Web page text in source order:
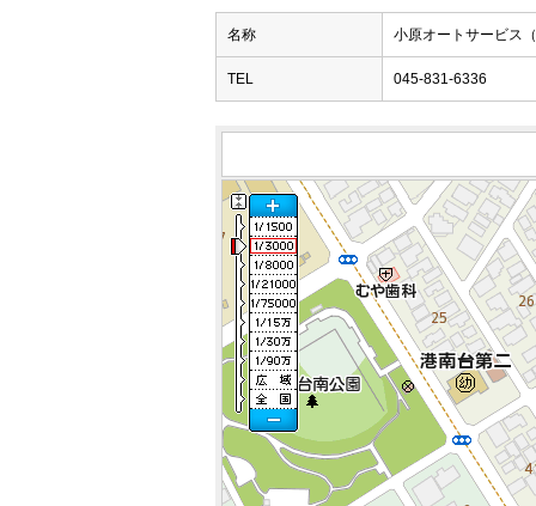
名称 小原オートサービス
TEL 045-831-6336